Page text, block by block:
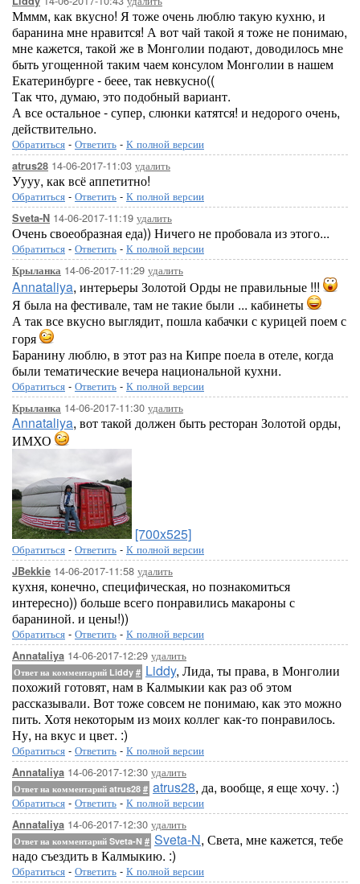
Мммм, как вкусно! Я тоже очень люблю такую кухню, и
баранина мне нравится! А вот чай такой я тоже не понимаю,
мне кажется, такой же в Монголии подают, доводилось мне
быть угощенной таким чаем консулом Монголии в нашем
Екатеринбурге - беее, так невкусно((
Так что, думаю, это подобный вариант.
А все остальное - супер, слюнки катятся! и недорого очень,
действительно.
Обратиться - Ответить - К полной версии
atrus28 14-06-2017-11:03 удалить
Уууу, как всё аппетитно!
Обратиться - Ответить - К полной версии
Sveta-N 14-06-2017-11:19 удалить
Очень своеобразная еда)) Ничего не пробовала из этого...
Обратиться - Ответить - К полной версии
Крыланка 14-06-2017-11:29 удалить
Annataliya, интерьеры Золотой Орды не правильные !!!
Я была на фестивале, там не такие были ... кабинеты
А так все вкусно выглядит, пошла кабачки с курицей поем с
горя
Баранину люблю, в этот раз на Кипре поела в отеле, когда
были тематические вечера национальной кухни.
Обратиться - Ответить - К полной версии
Крыланка 14-06-2017-11:30 удалить
Annataliya, вот такой должен быть ресторан Золотой орды,
ИМХО
[700x525]
Обратиться - Ответить - К полной версии
JBekkie 14-06-2017-11:58 удалить
кухня, конечно, специфическая, но познакомиться
интересно)) больше всего понравились макароны с
бараниной. и цены!))
Обратиться - Ответить - К полной версии
Annataliya 14-06-2017-12:29 удалить
Ответ на комментарий Liddy # Liddy, Лида, ты права, в Монголии
похожий готовят, нам в Калмыкии как раз об этом
рассказывали. Вот тоже совсем не понимаю, как это можно
пить. Хотя некоторым из моих коллег как-то понравилось.
Ну, на вкус и цвет. :)
Обратиться - Ответить - К полной версии
Annataliya 14-06-2017-12:30 удалить
Ответ на комментарий atrus28 # atrus28, да, вообще, я еще хочу. :)
Обратиться - Ответить - К полной версии
Annataliya 14-06-2017-12:30 удалить
Ответ на комментарий Sveta-N # Sveta-N, Света, мне кажется, тебе
надо съездить в Калмыкию. :)
Обратиться - Ответить - К полной версии